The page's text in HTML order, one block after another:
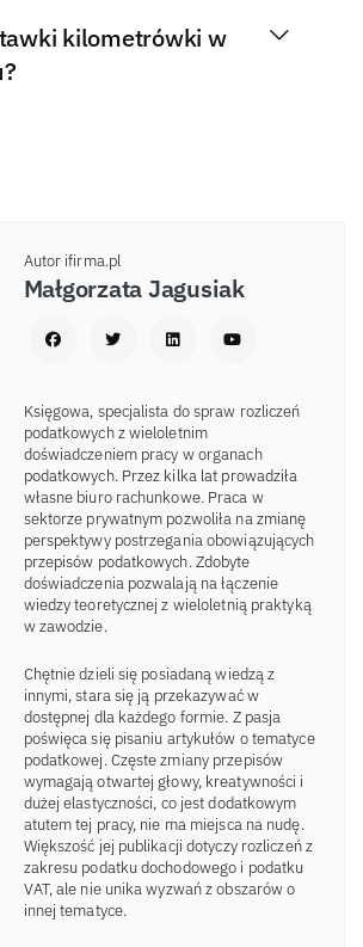
kilometrówki w
Autor ifirma.pl
Małgorzata Jagusiak
Księgowa, specjalista do spraw rozliczeń
podatkowych z wieloletnim
doświadczeniem pracy w organach
podatkowych. Przez kilka lat prowadziła
własne biuro rachunkowe. Praca w
sektorze prywatnym pozwoliła na zmianę
perspektywy postrzegania obowiązujących
przepisów podatkowych. Zdobyte
doświadczenia pozwalają na łączenie
wiedzy teoretycznej z wieloletnią praktyką
w zawodzie.
Chętnie dzieli się posiadaną wiedzą z
innymi, stara się ją przekazywać w
dostępnej dla każdego formie. Z pasja
poświęca się pisaniu artykułów o tematyce
podatkowej. Częste zmiany przepisów
wymagają otwartej głowy, kreatywności i
dużej elastyczności, co jest dodatkowym
atutem tej pracy, nie ma miejsca na nudę.
Większość jej publikacji dotyczy rozliczeń z
zakresu podatku dochodowego i podatku
VAT, ale nie unika wyzwań z obszarów o
innej tematyce.